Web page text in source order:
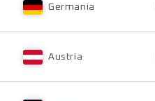
Germania
Austria